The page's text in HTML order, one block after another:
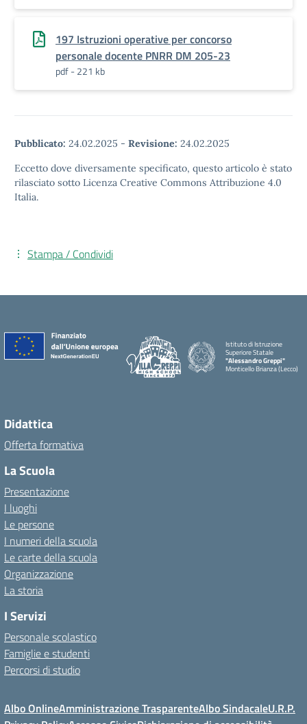
197 Istruzioni operative per concorso
personale docente PNRR DM 205-23
pdf - 221 kb
Pubblicato: 24.02.2025 - Revisione: 24.02.2025
Eccetto dove diversamente specificato, questo articolo è stato
rilasciato sotto Licenza Creative Commons Attribuzione 4.0
Italia.
Stampa / Condividi
Istituto di Istruzione
Superiore Statale
"Alessandro Greppi"
Monticello Brianza (Lecco)
Didattica
Offerta formativa
La Scuola
Presentazione
I luoghi
Le persone
I numeri della scuola
Le carte della scuola
Organizzazione
La storia
I Servizi
Personale scolastico
Famiglie e studenti
Percorsi di studio
Albo OnlineAmministrazione TrasparenteAlbo SindacaleU.R.P.